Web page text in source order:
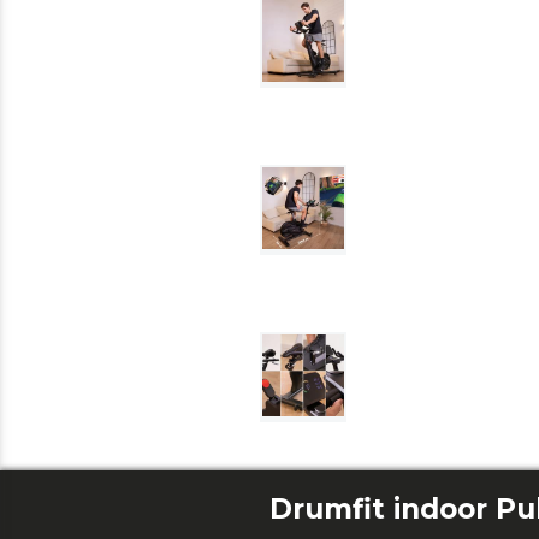
Drumfit indoor